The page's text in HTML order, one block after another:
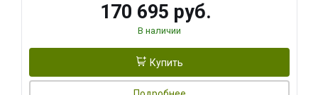
170 695 руб.
В наличии
Купить